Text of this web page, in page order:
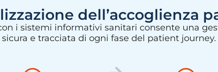
dell’accoglienza
i sistemi informativi sanitari consente una
sicura e tracciata di ogni fase del patient journey.